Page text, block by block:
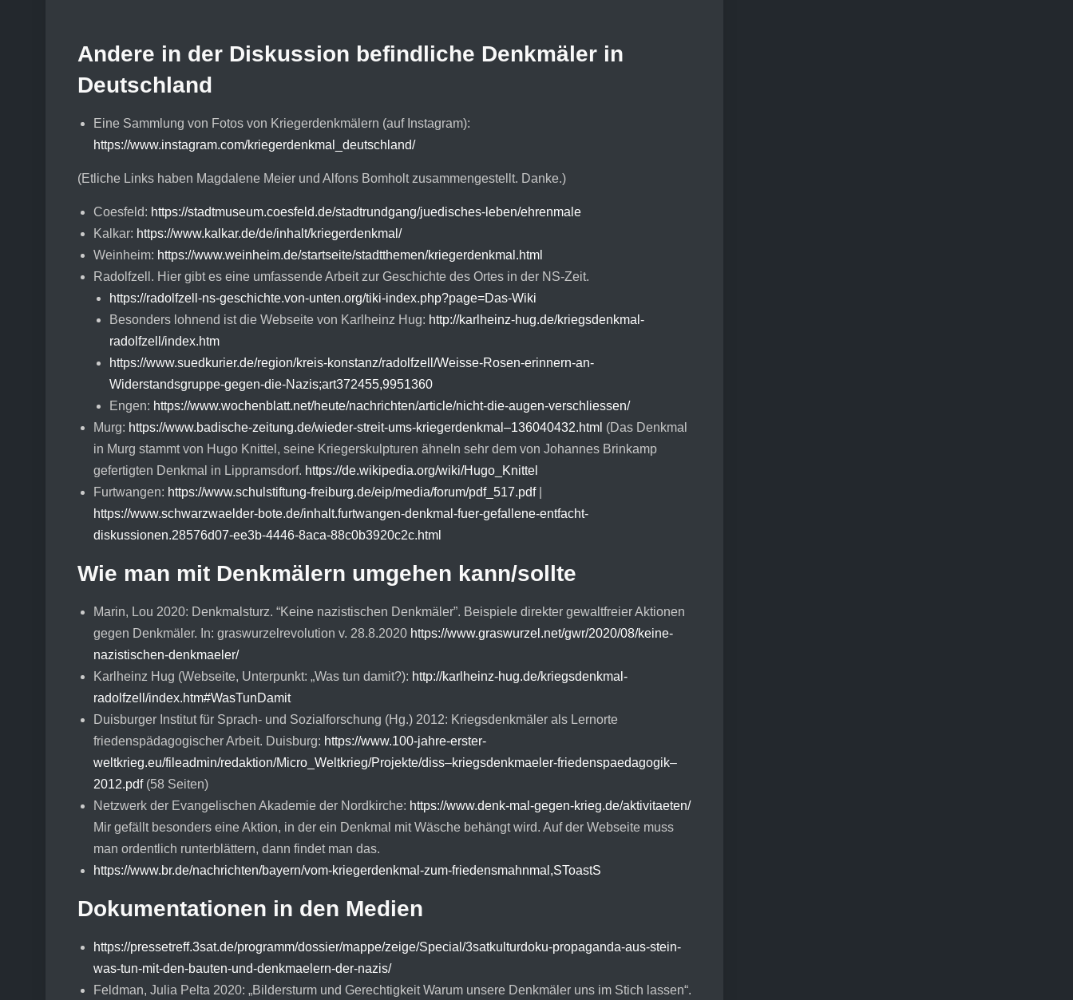
Andere in der Diskussion befindliche Denkmäler in
Deutschland
Eine Sammlung von Fotos von Kriegerdenkmälern (auf Instagram):
https://www.instagram.com/kriegerdenkmal_deutschland/
(Etliche Links haben Magdalene Meier und Alfons Bomholt zusammengestellt. Danke.)
Coesfeld: https://stadtmuseum.coesfeld.de/stadtrundgang/juedisches-leben/ehrenmale
Kalkar: https://www.kalkar.de/de/inhalt/kriegerdenkmal/
Weinheim: https://www.weinheim.de/startseite/stadtthemen/kriegerdenkmal.html
Radolfzell. Hier gibt es eine umfassende Arbeit zur Geschichte des Ortes in der NS-Zeit.
https://radolfzell-ns-geschichte.von-unten.org/tiki-index.php?page=Das-Wiki
Besonders lohnend ist die Webseite von Karlheinz Hug: http://karlheinz-hug.de/kriegsdenkmal-
radolfzell/index.htm
https://www.suedkurier.de/region/kreis-konstanz/radolfzell/Weisse-Rosen-erinnern-an-
Widerstandsgruppe-gegen-die-Nazis;art372455,9951360
Engen: https://www.wochenblatt.net/heute/nachrichten/article/nicht-die-augen-verschliessen/
Murg: https://www.badische-zeitung.de/wieder-streit-ums-kriegerdenkmal–136040432.html (Das Denkmal
in Murg stammt von Hugo Knittel, seine Kriegerskulpturen ähneln sehr dem von Johannes Brinkamp
gefertigten Denkmal in Lippramsdorf. https://de.wikipedia.org/wiki/Hugo_Knittel
Furtwangen: https://www.schulstiftung-freiburg.de/eip/media/forum/pdf_517.pdf|
https://www.schwarzwaelder-bote.de/inhalt.furtwangen-denkmal-fuer-gefallene-entfacht-
diskussionen.28576d07-ee3b-4446-8aca-88c0b3920c2c.html
Wie man mit Denkmälern umgehen kann/sollte
Marin, Lou 2020: Denkmalsturz. “Keine nazistischen Denkmäler”. Beispiele direkter gewaltfreier Aktionen
gegen Denkmäler. In: graswurzelrevolution v. 28.8.2020 https://www.graswurzel.net/gwr/2020/08/keine-
nazistischen-denkmaeler/
Karlheinz Hug (Webseite, Unterpunkt: „Was tun damit?): http://karlheinz-hug.de/kriegsdenkmal-
radolfzell/index.htm#WasTunDamit
Duisburger Institut für Sprach- und Sozialforschung (Hg.) 2012: Kriegsdenkmäler als Lernorte
friedenspädagogischer Arbeit. Duisburg: https://www.100-jahre-erster-
weltkrieg.eu/fileadmin/redaktion/Micro_Weltkrieg/Projekte/diss–kriegsdenkmaeler-friedenspaedagogik–
2012.pdf(58 Seiten)
Netzwerk der Evangelischen Akademie der Nordkirche: https://www.denk-mal-gegen-krieg.de/aktivitaeten/
Mir gefällt besonders eine Aktion, in der ein Denkmal mit Wäsche behängt wird. Auf der Webseite muss
man ordentlich runterblättern, dann findet man das.
https://www.br.de/nachrichten/bayern/vom-kriegerdenkmal-zum-friedensmahnmal,SToastS
Dokumentationen in den Medien
https://pressetreff.3sat.de/programm/dossier/mappe/zeige/Special/3satkulturdoku-propaganda-aus-stein-
was-tun-mit-den-bauten-und-denkmaelern-der-nazis/
Feldman, Julia Pelta 2020: „Bildersturm und Gerechtigkeit Warum unsere Denkmäler uns im Stich lassen“.